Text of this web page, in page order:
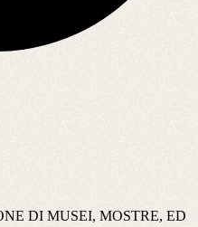
DI MUSEI, MOSTRE, ED